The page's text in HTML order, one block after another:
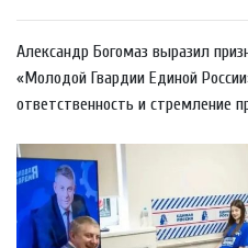
Александр Богомаз выразил
«Молодой Гвардии Единой
ответственность и стремление